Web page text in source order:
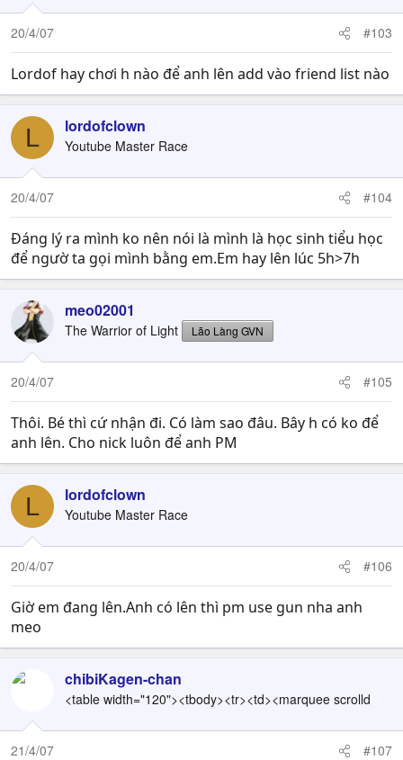
20/4/07 #103
Lordof hay chơi h nào để anh lên add vào friend list nào
L lordofclown
Youtube Master Race
20/4/07 #104
Đáng lý ra mình ko nên nói là mình là học sinh tiểu học
để ngườ ta gọi mình bằng em.Em hay lên lúc 5h>7h
meo02001
The Warrior of Light Lão Làng GVN
20/4/07 #105
Thôi. Bé thì cứ nhận đi. Có làm sao đâu. Bây h có ko để
anh lên. Cho nick luôn để anh PM
L lordofclown
Youtube Master Race
20/4/07 #106
Giờ em đang lên.Anh có lên thì pm use gun nha anh
meo
chibiKagen-chan
<table width="120"><tbody><tr><td><marquee scrolld
21/4/07 #107